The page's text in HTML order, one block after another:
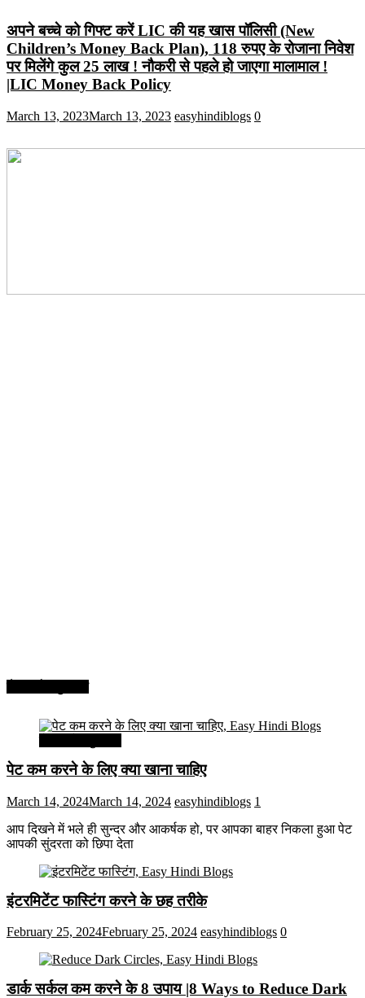
अपने बच्चे को गिफ्ट करें LIC की यह खास पॉलिसी (New
Children’s Money Back Plan), 118 रुपए के रोजाना निवेश
पर मिलेंगे कुल 25 लाख ! नौकरी से पहले हो जाएगा मालामाल !
|LIC Money Back Policy
March 13, 2023March 13, 2023 easyhindiblogs 0
पेट कम करने के लिए क्या खाना चाहिए
March 14, 2024March 14, 2024 easyhindiblogs 1
आप दिखने में भले ही सुन्दर और आकर्षक हो, पर आपका बाहर निकला हुआ पेट
आपकी सुंदरता को छिपा देता
इंटरमिटेंट फास्टिंग करने के छह तरीके
February 25, 2024February 25, 2024 easyhindiblogs 0
डार्क सर्कल कम करने के 8 उपाय |8 Ways to Reduce Dark